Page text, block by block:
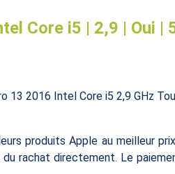
Core i5 | 2,9 | Oui |
13 2016 Intel Core i5 2,9 GHz
produits Apple au meilleur
rachat directement. Le